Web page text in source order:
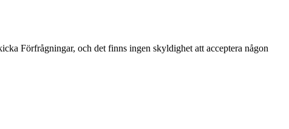
Förfrågningar, och det finns ingen skyldighet att acceptera någon